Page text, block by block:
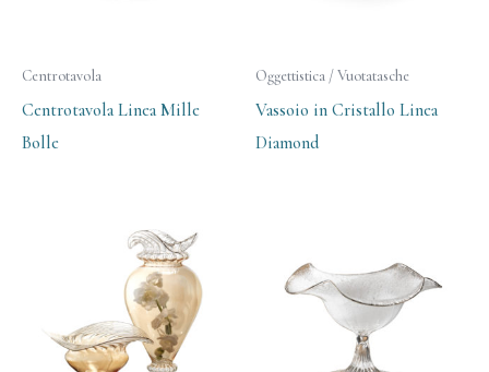
Centrotavola
Centrotavola Linea Mille
Bolle
Oggettistica / Vuotatasche
Vassoio in Cristallo Linea
Diamond